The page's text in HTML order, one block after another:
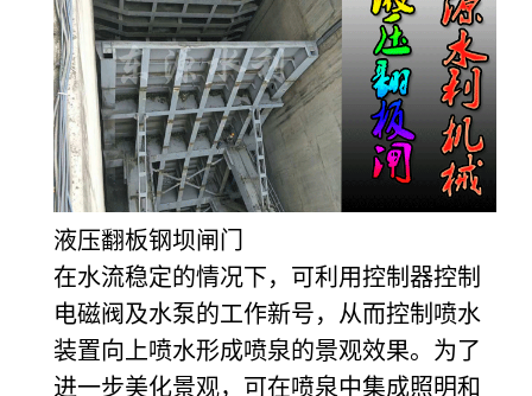
液压翻板钢坝闸门
在水流稳定的情况下，可利用控制器控制
电磁阀及水泵的工作新号，从而控制喷水
装置向上喷水形成喷泉的景观效果。为了
进一步美化景观，可在喷泉中集成照明和